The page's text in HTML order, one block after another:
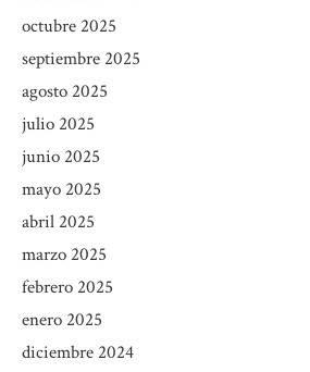
octubre 2025
septiembre 2025
agosto 2025
julio 2025
junio 2025
mayo 2025
abril 2025
marzo 2025
febrero 2025
enero 2025
diciembre 2024